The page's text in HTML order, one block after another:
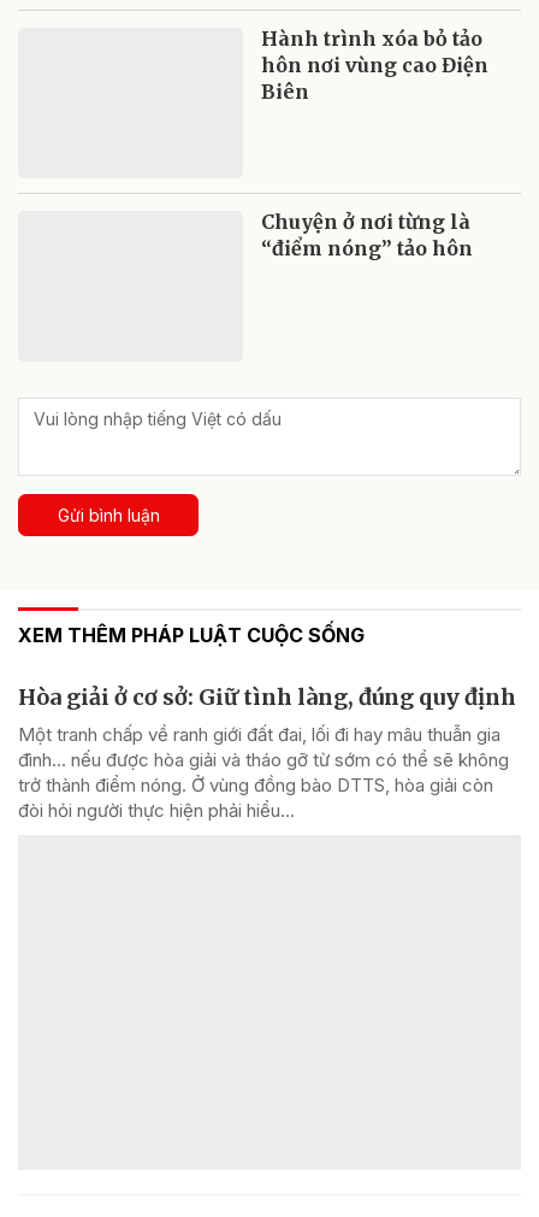
Hành trình xóa bỏ tảo
hôn nơi vùng cao Điện
Biên
Chuyện ở nơi từng là
“điểm nóng” tảo hôn
Gửi bình luận
XEM THÊM PHÁP LUẬT CUỘC SỐNG
Hòa giải ở cơ sở: Giữ tình làng, đúng quy định
Một tranh chấp về ranh giới đất đai, lối đi hay mâu thuẫn gia
đình... nếu được hòa giải và tháo gỡ từ sớm có thể sẽ không
trở thành điểm nóng. Ở vùng đồng bào DTTS, hòa giải còn
đòi hỏi người thực hiện phải hiểu...